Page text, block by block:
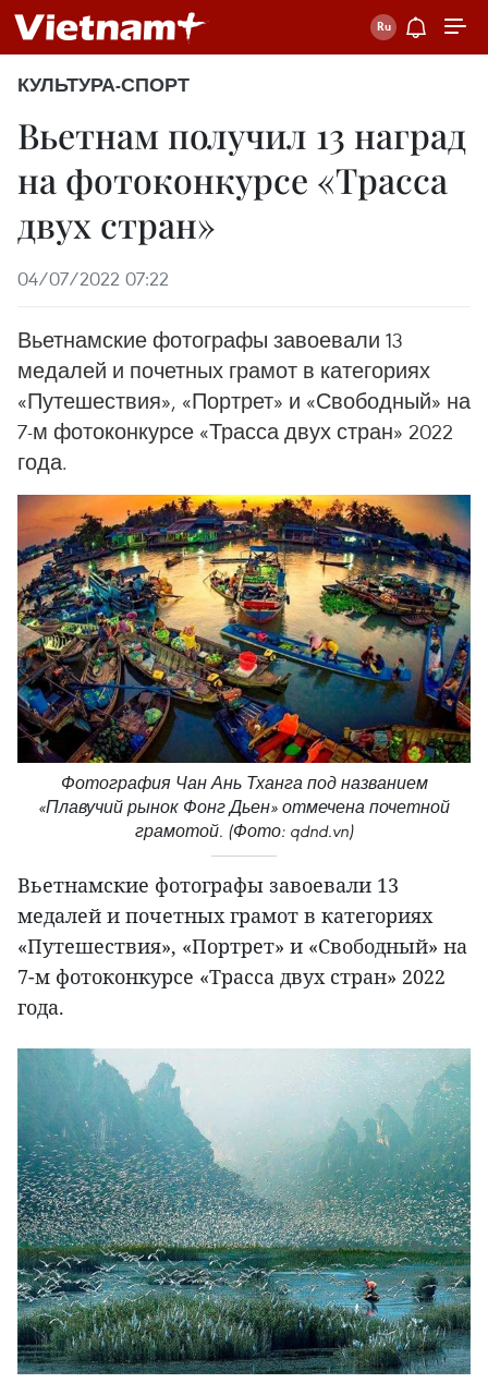
КУЛЬТУРА-СПОРТ
Вьетнам получил 13 наград
на фотоконкурсе «Трасса
двух стран»
04/07/2022 07:22
Вьетнамские фотографы завоевали 13
медалей и почетных грамот в категориях
«Путешествия», «Портрет» и «Свободный» на
7-м фотоконкурсе «Трасса двух стран» 2022
года.
Фотография Чан Ань Тханга под названием
«Плавучий рынок Фонг Дьен» отмечена почетной
грамотой. (Фото: qdnd.vn)
Вьетнамские фотографы завоевали 13
медалей и почетных грамот в категориях
«Путешествия», «Портрет» и «Свободный» на
7-м фотоконкурсе «Трасса двух стран» 2022
года.